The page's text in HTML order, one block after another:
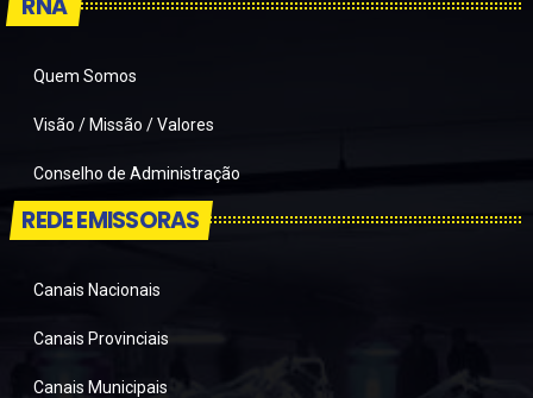
Quem Somos
Visão / Missão / Valores
Conselho de Administração
REDE EMISSORAS
Canais Nacionais
Canais Provinciais
Canais Municipais